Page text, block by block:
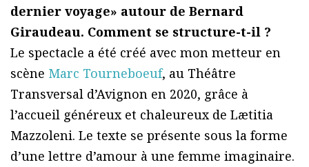
dernier voyage» autour de Bernard
Giraudeau. Comment se structure-t-il ?
Le spectacle a été créé avec mon metteur en
scène Marc Tourneboeuf, au Théâtre
Transversal d’Avignon en 2020, grâce à
l’accueil généreux et chaleureux de Lætitia
Mazzoleni. Le texte se présente sous la forme
d’une lettre d’amour à une femme imaginaire.